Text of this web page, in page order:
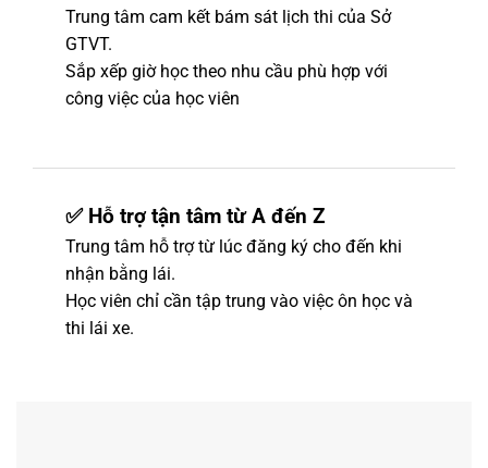
Trung tâm cam kết bám sát lịch thi của Sở
GTVT.
Sắp xếp giờ học theo nhu cầu phù hợp với
công việc của học viên
✅ Hỗ trợ tận tâm từ A đến Z
Trung tâm hỗ trợ từ lúc đăng ký cho đến khi
nhận bằng lái.
Học viên chỉ cần tập trung vào việc ôn học và
thi lái xe.